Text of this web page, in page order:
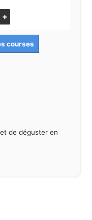
+
courses
de déguster en